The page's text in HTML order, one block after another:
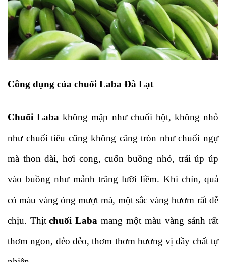
Công dụng của chuối Laba Đà Lạt
Chuối Laba không mập như chuối hột, không nhỏ
như chuối tiêu cũng không căng tròn như chuối ngự
mà thon dài, hơi cong, cuốn buồng nhỏ, trái úp úp
vào buồng như mảnh trăng lưỡi liềm. Khi chín, quả
có màu vàng óng mượt mà, một sắc vàng hươm rất dễ
chịu. Thịt chuối Laba mang một màu vàng sánh rất
thơm ngon, dẻo dẻo, thơm thơm hương vị đầy chất tự